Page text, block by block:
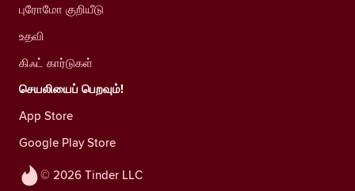
© 2026 Tinder LLC
புரோமோ குறியீடு
உதவி
கிஃட் கார்டுகள்
செயலியைப் பெறவும்!
App Store
Google Play Store